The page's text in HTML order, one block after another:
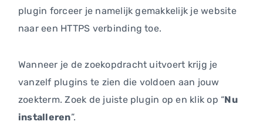
plugin forceer je namelijk gemakkelijk je website
naar een HTTPS verbinding toe.
Wanneer je de zoekopdracht uitvoert krijg je
vanzelf plugins te zien die voldoen aan jouw
zoekterm. Zoek de juiste plugin op en klik op “Nu
installeren”.